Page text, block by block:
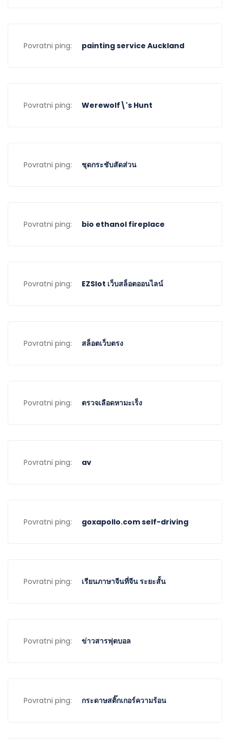
Povratni ping: painting service Auckland
Povratni ping: Werewolf\'s Hunt
Povratni ping: ชุดกระชับสัดส่วน
Povratni ping: bio ethanol fireplace
Povratni ping: EZSlot เว็บสล็อตออนไลน์
Povratni ping: สล็อตเว็บตรง
Povratni ping: ตรวจเลือดหามะเร็ง
Povratni ping: av
Povratni ping: goxapollo.com self-driving
Povratni ping: เรียนภาษาจีนที่จีน ระยะสั้น
Povratni ping: ข่าวสารฟุตบอล
Povratni ping: กระดาษสติ๊กเกอร์ความร้อน